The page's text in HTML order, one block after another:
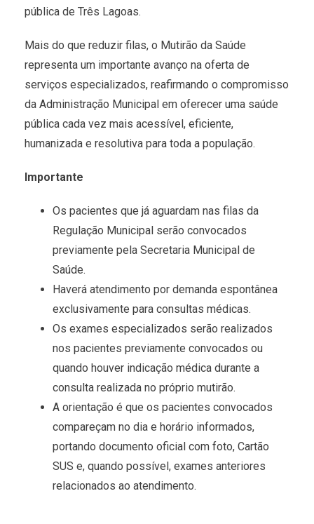
pública de Três Lagoas.
Mais do que reduzir filas, o Mutirão da Saúde
representa um importante avanço na oferta de
serviços especializados, reafirmando o compromisso
da Administração Municipal em oferecer uma saúde
pública cada vez mais acessível, eficiente,
humanizada e resolutiva para toda a população.
Importante
Os pacientes que já aguardam nas filas da
Regulação Municipal serão convocados
previamente pela Secretaria Municipal de
Saúde.
Haverá atendimento por demanda espontânea
exclusivamente para consultas médicas.
Os exames especializados serão realizados
nos pacientes previamente convocados ou
quando houver indicação médica durante a
consulta realizada no próprio mutirão.
A orientação é que os pacientes convocados
compareçam no dia e horário informados,
portando documento oficial com foto, Cartão
SUS e, quando possível, exames anteriores
relacionados ao atendimento.